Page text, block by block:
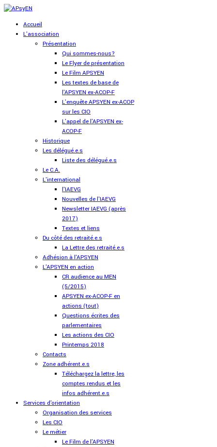
Accueil
L'association
Présentation
Qui sommes-nous?
Le Flyer de présentation
Le Film APSYEN
Les textes de base de
l'APSYEN ex-ACOP-F
L'enquête APSYEN ex-ACOP
sur les CIO
L'appel de l'APSYEN ex-
ACOP-F
Historique
Les délégué.e.s
Liste des délégué.e.s
Le C.A.
L'international
l'IAEVG
Nouvelles de l'IAEVG
Newsletter IAEVG (après
2017)
Textes et liens
Du côté des retraité.e.s
La Lettre des retraité.e.s
Adhésion à l'APSYEN
L'APSYEN en action
CR audience au MEN
(5/2015)
APSYEN ex-ACOP-F en
actions (tout)
Questions écrites des
parlementaires
Les actions des CIO
Printemps 2018
Contacts
Zone adhérent.e.s
Téléchargez la lettre, les
comptes rendus et les
infos adhérent.e.s
Services d'orientation
Organisation des services
Les CIO
Le métier
Le Film de l'APSYEN